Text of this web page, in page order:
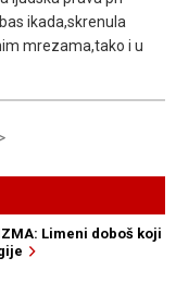
ikada,skrenula
mrezama,tako i u
Limeni doboš koji